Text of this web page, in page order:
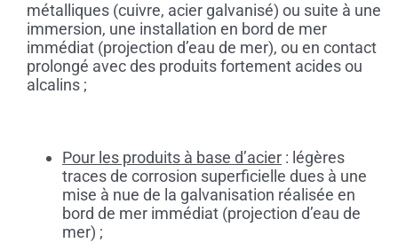
métalliques (cuivre, acier galvanisé) ou suite à une
immersion, une installation en bord de mer
immédiat (projection d’eau de mer), ou en contact
prolongé avec des produits fortement acides ou
alcalins ;
Pour les produits à base d’acier: légères
traces de corrosion superficielle dues à une
mise à nue de la galvanisation réalisée en
bord de mer immédiat (projection d’eau de
mer) ;